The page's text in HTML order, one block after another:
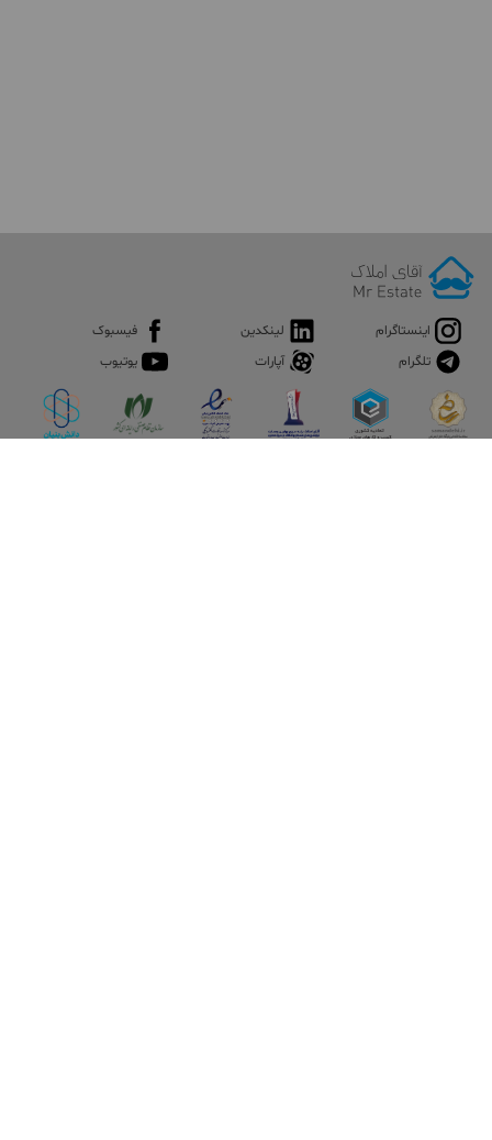
اینستاگرام لینکدین
فیسبوک
تلگرام
آپارات یوتیوب